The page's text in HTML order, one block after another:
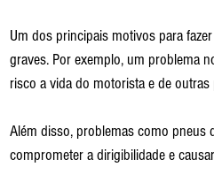
Um dos principais motivos para
graves. Por exemplo, um problema
risco a vida do motorista e de
Além disso, problemas como pneus
comprometer a dirigibilidade e